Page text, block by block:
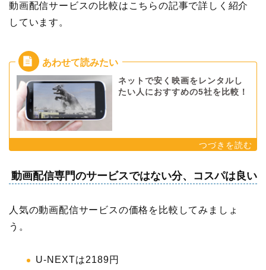
動画配信サービスの比較はこちらの記事で詳しく紹介
しています。
ネットで安く映画をレンタルし
たい人におすすめの5社を比較！
動画配信専門のサービスではない分、コスパは良い
人気の動画配信サービスの価格を比較してみましょ
う。
U-NEXTは2189円